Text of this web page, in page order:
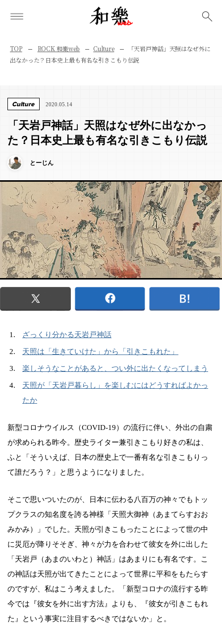
TOP ROCK 和樂web Culture
「天岩戸神話」天照はなぜ外に
出なかった？日本史上最も有名な引きこもり伝説
Culture 2020.05.14
「天岩戸神話」天照はなぜ外に出なかっ
た？日本史上最も有名な引きこもり伝説
とーじん
ざっくり分かる天岩戸神話
天照は「生きていけた」から「引きこもれた」
楽しそうなことがあると、つい外に出たくなってしまう
天照が「天岩戸暮らし」を楽しむにはどうすればよかっ
たか
新型コロナウイルス（COVID-19）の流行に伴い、外出の自粛
が求められる昨今。歴史ライター兼引きこもり好きの私は、
ふと「そういえば、日本の歴史上で一番有名な引きこもりっ
て誰だろう？」と思うようになりました。
そこで思いついたのが、日本に伝わる八百万の神々でもトッ
プクラスの知名度を誇る神様「天照大御神（あまてらすおお
みかみ）」でした。天照が引きこもったことによって世の中
に災厄が降りそそぎ、神々が力を合わせて彼女を外に出した
「天岩戸（あまのいわと）神話」はあまりにも有名です。こ
の神話は天照が出てきたことによって世界に平和をもたらす
のですが、私はこう考えました。「新型コロナの流行する昨
今では『彼女を外に出す方法』よりも、『彼女が引きこもれ
た』という事実に注目するべきではないか」と。